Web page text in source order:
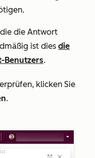
die Antwort
ist dies die
Benutzers.
klicken Sie
.